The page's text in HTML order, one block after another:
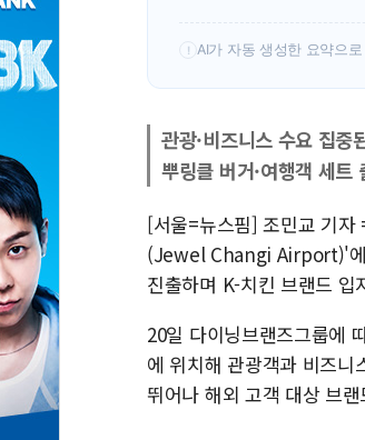
! AI가 자동 생성한 요약으
관광·비즈니스 수요 집
뿌링클 버거·여행객 세
[서울=뉴스핌] 조민교 기
(Jewel Changi Airport)'에
진출하며 K-치킨 브랜드
20일 다이닝브랜즈그룹에
에 위치해 관광객과 비즈
뛰어나 해외 고객 대상 브